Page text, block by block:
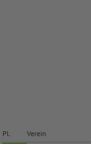
Pl. Verein